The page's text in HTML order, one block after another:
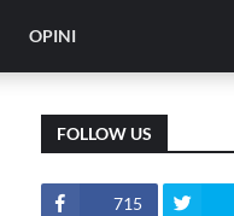
OPINI
FOLLOW US
715